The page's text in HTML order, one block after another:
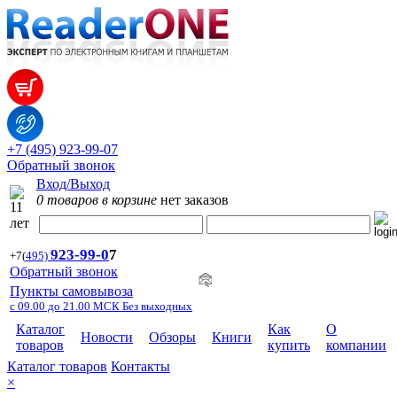
+7 (495) 923-99-07
Обратный звонок
Вход/Выход
0 товаров в корзине нет заказов
+7(495) 923-99-07
Обратный звонок
Пункты самовывоза
с 09.00 до 21.00 МСК Без выходных
Каталог
товаров
Новости Обзоры Книги
Как
купить
О
компании
Каталог товаров Контакты
×